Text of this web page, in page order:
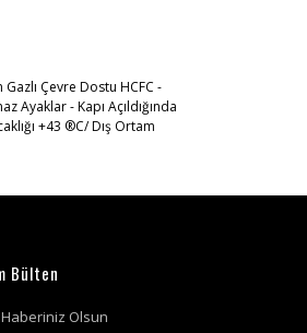
Çevre Dostu HCFC -
Ayaklar - Kapı Açıldığında
+43 ®C/ Dış Ortam
Bülten
Olsun